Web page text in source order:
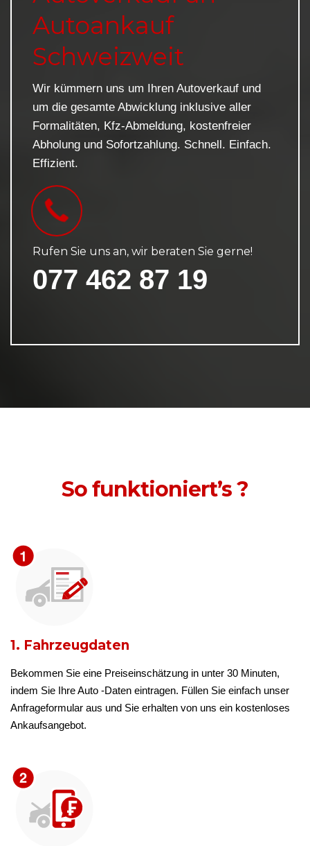
Autoankauf
Schweizweit
Wir kümmern uns um Ihren Autoverkauf und
um die gesamte Abwicklung inklusive aller
Formalitäten, Kfz-Abmeldung, kostenfreier
Abholung und Sofortzahlung. Schnell. Einfach.
Effizient.
Rufen Sie uns an, wir beraten Sie gerne!
077 462 87 19
So funktioniert’s ?
1. Fahrzeugdaten
Bekommen Sie eine Preiseinschätzung in unter 30 Minuten,
indem Sie Ihre Auto -Daten eintragen. Füllen Sie einfach unser
Anfrageformular aus und Sie erhalten von uns ein kostenloses
Ankaufsangebot.